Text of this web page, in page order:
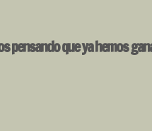
pensando que ya hemos